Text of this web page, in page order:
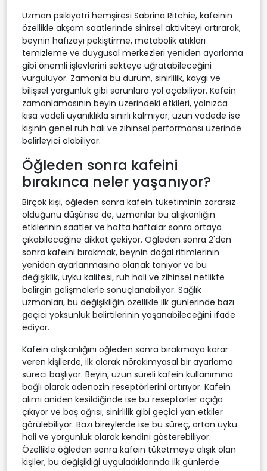
Uzman psikiyatri hemşiresi Sabrina Ritchie, kafeinin
özellikle akşam saatlerinde sinirsel aktiviteyi artırarak,
beynin hafızayı pekiştirme, metabolik atıkları
temizleme ve duygusal merkezleri yeniden ayarlama
gibi önemli işlevlerini sekteye uğratabileceğini
vurguluyor. Zamanla bu durum, sinirlilik, kaygı ve
bilişsel yorgunluk gibi sorunlara yol açabiliyor. Kafein
zamanlamasının beyin üzerindeki etkileri, yalnızca
kısa vadeli uyanıklıkla sınırlı kalmıyor; uzun vadede ise
kişinin genel ruh hali ve zihinsel performansı üzerinde
belirleyici olabiliyor.
Öğleden sonra kafeini
bırakınca neler yaşanıyor?
Birçok kişi, öğleden sonra kafein tüketiminin zararsız
olduğunu düşünse de, uzmanlar bu alışkanlığın
etkilerinin saatler ve hatta haftalar sonra ortaya
çıkabileceğine dikkat çekiyor. Öğleden sonra 2'den
sonra kafeini bırakmak, beynin doğal ritimlerinin
yeniden ayarlanmasına olanak tanıyor ve bu
değişiklik, uyku kalitesi, ruh hali ve zihinsel netlikte
belirgin gelişmelerle sonuçlanabiliyor. Sağlık
uzmanları, bu değişikliğin özellikle ilk günlerinde bazı
geçici yoksunluk belirtilerinin yaşanabileceğini ifade
ediyor.
Kafein alışkanlığını öğleden sonra bırakmaya karar
veren kişilerde, ilk olarak nörokimyasal bir ayarlama
süreci başlıyor. Beyin, uzun süreli kafein kullanımına
bağlı olarak adenozin reseptörlerini artırıyor. Kafein
alımı aniden kesildiğinde ise bu reseptörler açığa
çıkıyor ve baş ağrısı, sinirlilik gibi geçici yan etkiler
görülebiliyor. Bazı bireylerde ise bu süreç, artan uyku
hali ve yorgunluk olarak kendini gösterebiliyor.
Özellikle öğleden sonra kafein tüketmeye alışık olan
kişiler, bu değişikliği uyguladıklarında ilk günlerde